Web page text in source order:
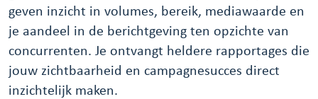
geven inzicht in volumes, bereik, mediawaarde en
je aandeel in de berichtgeving ten opzichte van
concurrenten. Je ontvangt heldere rapportages die
jouw zichtbaarheid en campagnesucces direct
inzichtelijk maken.